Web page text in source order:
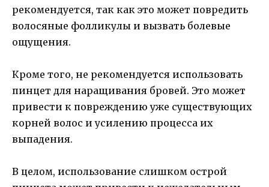
рекомендуется, так как это может повредить
волосяные фолликулы и вызвать болевые
ощущения.
Кроме того, не рекомендуется использовать
пинцет для наращивания бровей. Это может
привести к повреждению уже существующих
корней волос и усилению процесса их
выпадения.
В целом, использование слишком острой